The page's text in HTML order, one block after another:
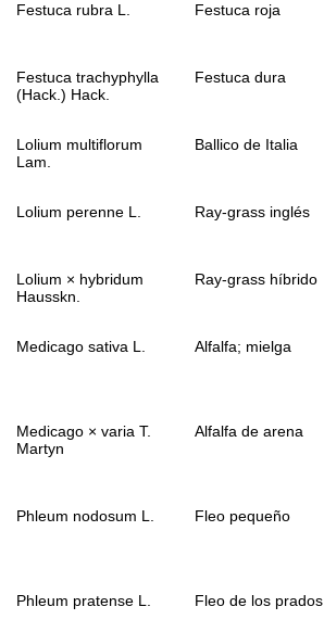
Festuca rubra L. Festuca roja
Festuca trachyphylla
(Hack.) Hack.
Festuca dura
Lolium multiflorum
Lam.
Ballico de Italia
Lolium perenne L. Ray-grass inglés
Lolium × hybridum
Hausskn.
Ray-grass híbrido
Medicago sativa L. Alfalfa; mielga
Medicago ×varia T.
Martyn
Alfalfa de arena
Phleum nodosum L. Fleo pequeño
Phleum pratense L. Fleo de los prados